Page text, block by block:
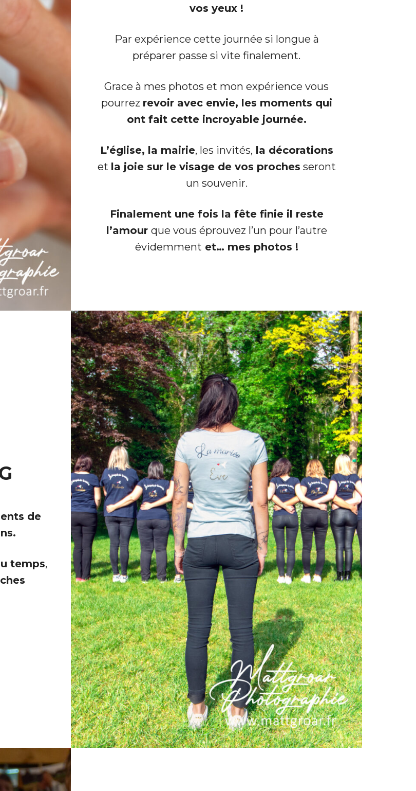
» ESTIME DE SOI
/ ENFANT
vos yeux !
Par expérience cette journée si longue à
préparer passe si vite finalement.
Grace à mes photos et mon expérience vous
pourrez revoir avec envie, les moments qui
ont fait cette incroyable journée.
L’église, la mairie, les invités, la décorations
et la joie sur le visage de vos proches seront
un souvenir.
Finalement une fois la fête finie il reste
l’amour que vous éprouvez l’un pour l’autre
évidemment et… mes photos !
de
temps,